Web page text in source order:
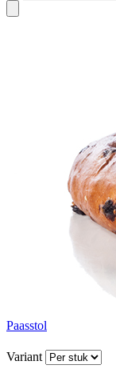
Paasstol
Variant